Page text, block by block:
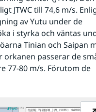
JTWC till 74,6 m/s.
av Yutu under de
i styrka och väntas
Tinian och Saipan
orkanen passerar de
77-80 m/s. Förutom de